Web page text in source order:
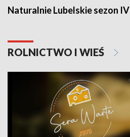
Naturalnie Lubelskie sezon IV
ROLNICTWO I WIEŚ